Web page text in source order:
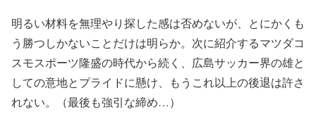
明るい材料を無理やり探した感は否めないが、とにかくも
う勝つしかないことだけは明らか。次に紹介するマツダコ
スモスポーツ隆盛の時代から続く、広島サッカー界の雄と
しての意地とプライドに懸け、もうこれ以上の後退は許さ
れない。（最後も強引な締め…）